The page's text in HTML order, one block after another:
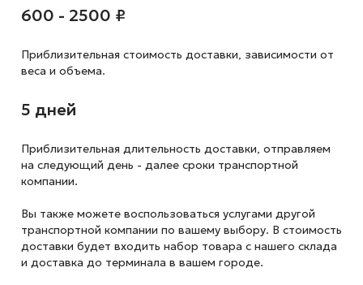
600 - 2500 ₽
Приблизительная стоимость доставки, зависимости от
веса и объема.
5 дней
Приблизительная длительность доставки, отправляем
на следующий день - далее сроки транспортной
компании.
Вы также можете воспользоваться услугами другой
транспортной компании по вашему выбору. В стоимость
доставки будет входить набор товара с нашего склада
и доставка до терминала в вашем городе.